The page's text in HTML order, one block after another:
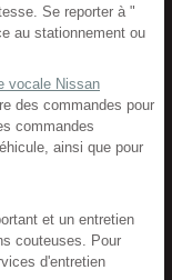
Se reporter à "
au stationnement ou
vocale Nissan
des commandes pour
commandes
ainsi que pour
et un entretien
couteuses. Pour
d'entretien